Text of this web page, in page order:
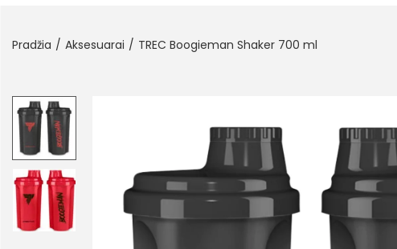
Pradžia / Aksesuarai / TREC Boogieman Shaker 700 ml